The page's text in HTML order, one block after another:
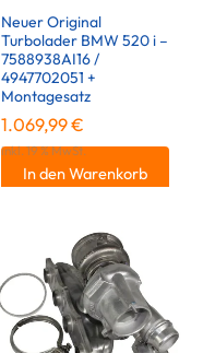
Neuer Original
Turbolader BMW 520 i –
7588938AI16 /
4947702051 +
Montagesatz
1.069,99€
inkl. 19 % MwSt.
In den Warenkorb